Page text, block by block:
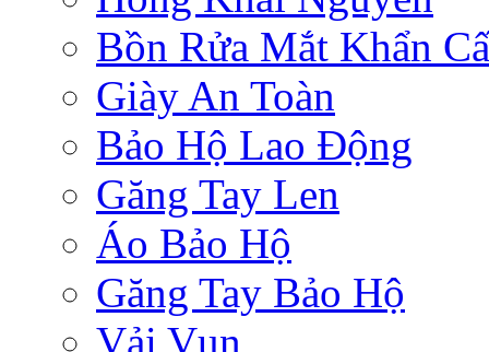
Bồn Rửa Mắt Khẩn
Giày An Toàn
Bảo Hộ Lao Động
Găng Tay Len
Áo Bảo Hộ
Găng Tay Bảo Hộ
Vải Vụn